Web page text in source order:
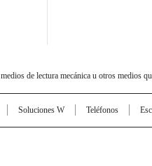
de lectura mecánica u otros medios
Soluciones W Teléfonos